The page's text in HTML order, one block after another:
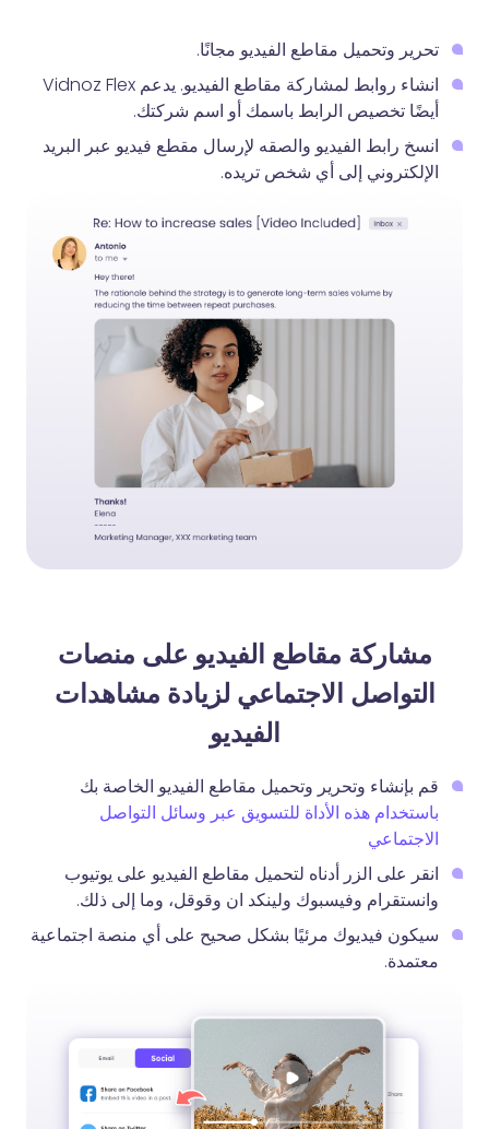
تحرير وتحميل مقاطع الفيديو مجانًا.
انشاء روابط لمشاركة مقاطع الفيديو. يدعم Vidnoz Flex
أيضًا تخصيص الرابط باسمك أو اسم شركتك.
انسخ رابط الفيديو والصقه لإرسال مقطع فيديو عبر البريد
الإلكتروني إلى أي شخص تريده.
مشاركة مقاطع الفيديو على منصات
التواصل الاجتماعي لزيادة مشاهدات
الفيديو
قم بإنشاء وتحرير وتحميل مقاطع الفيديو الخاصة بك
باستخدام هذه الأداة للتسويق عبر وسائل التواصل
الاجتماعي
انقر على الزر أدناه لتحميل مقاطع الفيديو على يوتيوب
وانستقرام وفيسبوك ولينكد ان وقوقل، وما إلى ذلك.
سيكون فيديوك مرئيًا بشكل صحيح على أي منصة اجتماعية
معتمدة.